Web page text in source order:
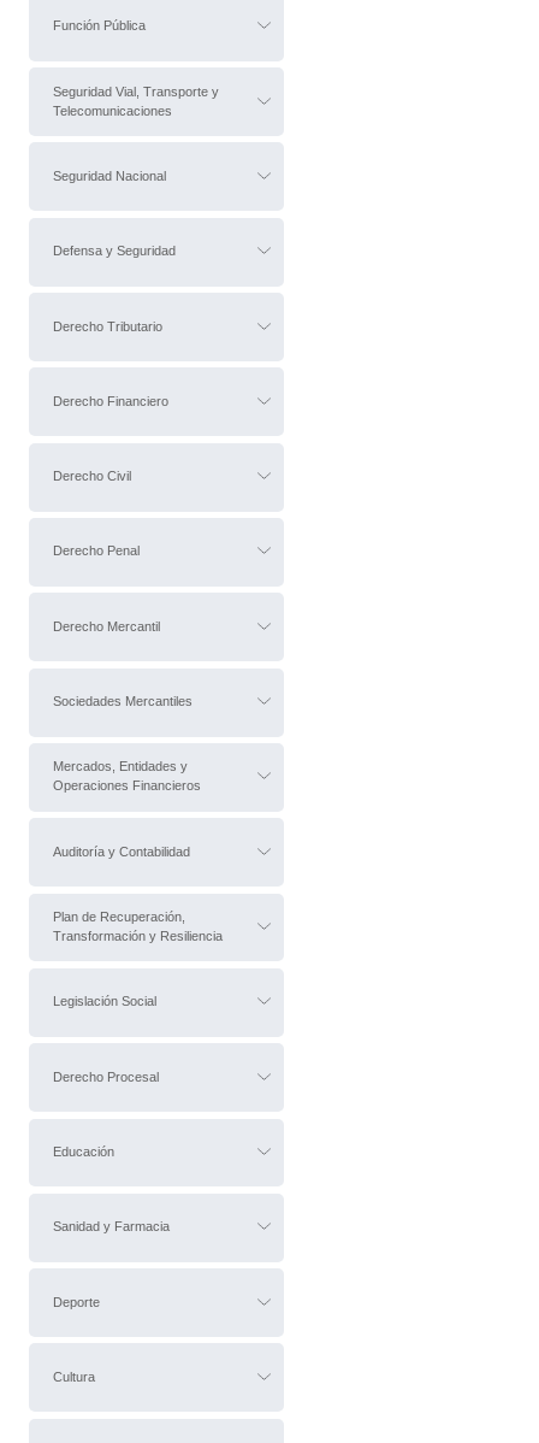
Función Pública
Seguridad Vial, Transporte y
Telecomunicaciones
Seguridad Nacional
Defensa y Seguridad
Derecho Tributario
Derecho Financiero
Derecho Civil
Derecho Penal
Derecho Mercantil
Sociedades Mercantiles
Mercados, Entidades y
Operaciones Financieros
Auditoría y Contabilidad
Plan de Recuperación,
Transformación y Resiliencia
Legislación Social
Derecho Procesal
Educación
Sanidad y Farmacia
Deporte
Cultura